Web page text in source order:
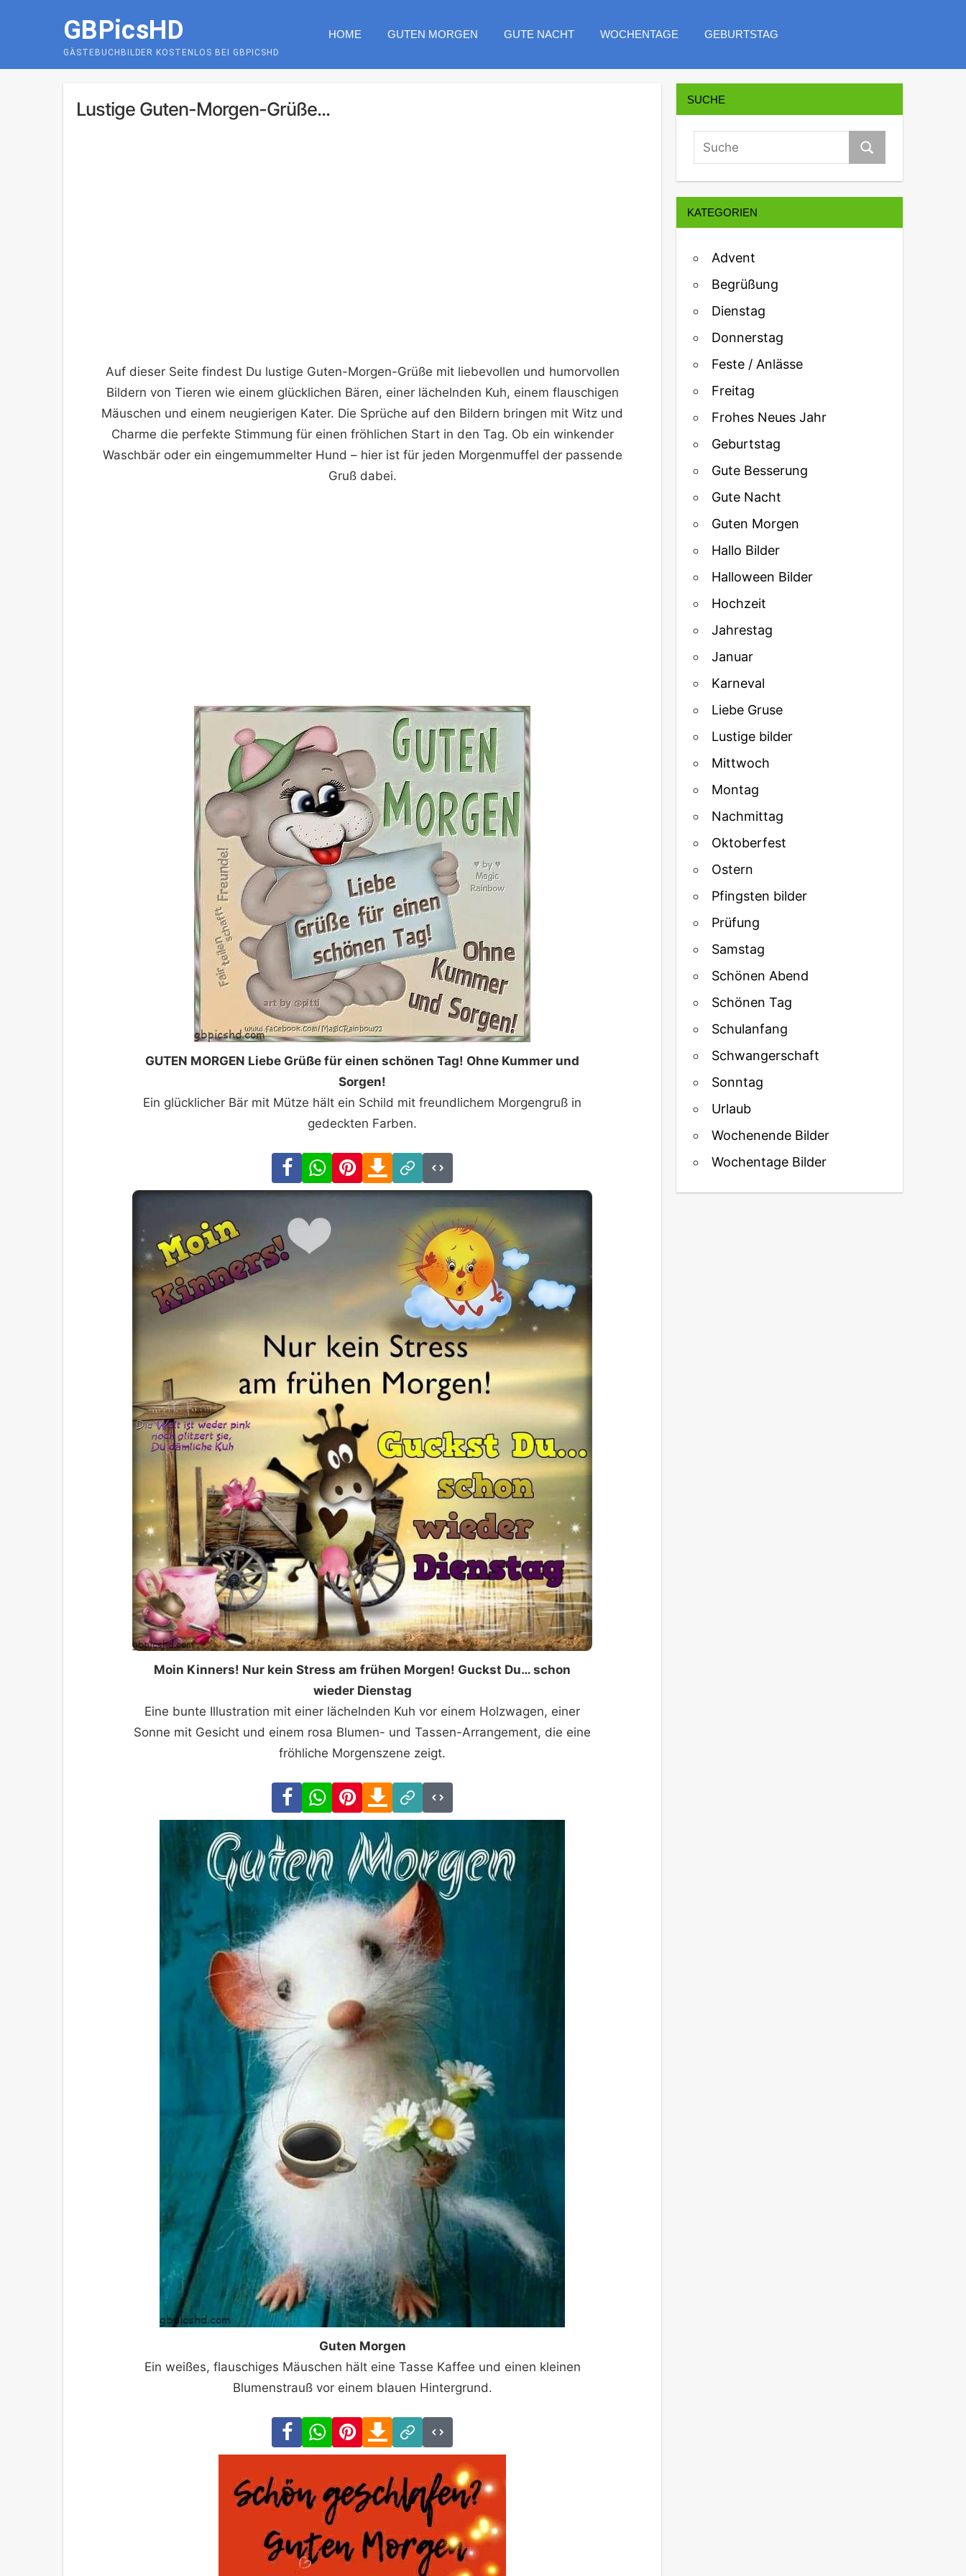
GBPicsHD
GÄSTEBUCHBILDER KOSTENLOS BEI GBPICSHD
HOME GUTEN MORGEN GUTE NACHT WOCHENTAGE GEBURTSTAG
Lustige Guten-Morgen-Grüße...
Auf dieser Seite findest Du lustige Guten-Morgen-Grüße mit liebevollen und humorvollen
Bildern von Tieren wie einem glücklichen Bären, einer lächelnden Kuh, einem flauschigen
Mäuschen und einem neugierigen Kater. Die Sprüche auf den Bildern bringen mit Witz und
Charme die perfekte Stimmung für einen fröhlichen Start in den Tag. Ob ein winkender
Waschbär oder ein eingemummelter Hund – hier ist für jeden Morgenmuffel der passende
Gruß dabei.
GUTEN MORGEN Liebe Grüße für einen schönen Tag! Ohne Kummer und
Sorgen!
Ein glücklicher Bär mit Mütze hält ein Schild mit freundlichem Morgengruß in
gedeckten Farben.
FacebookWhatsAppPinterestDownload
Link
Moin Kinners! Nur kein Stress am frühen Morgen! Guckst Du… schon
wieder Dienstag
Eine bunte Illustration mit einer lächelnden Kuh vor einem Holzwagen, einer
Sonne mit Gesicht und einem rosa Blumen- und Tassen-Arrangement, die eine
fröhliche Morgenszene zeigt.
FacebookWhatsAppPinterestDownload
Link
Guten Morgen
Ein weißes, flauschiges Mäuschen hält eine Tasse Kaffee und einen kleinen
Blumenstrauß vor einem blauen Hintergrund.
FacebookWhatsAppPinterestDownload
Link
SUCHE
KATEGORIEN
Advent
Begrüßung
Dienstag
Donnerstag
Feste / Anlässe
Freitag
Frohes Neues Jahr
Geburtstag
Gute Besserung
Gute Nacht
Guten Morgen
Hallo Bilder
Halloween Bilder
Hochzeit
Jahrestag
Januar
Karneval
Liebe Gruse
Lustige bilder
Mittwoch
Montag
Nachmittag
Oktoberfest
Ostern
Pfingsten bilder
Prüfung
Samstag
Schönen Abend
Schönen Tag
Schulanfang
Schwangerschaft
Sonntag
Urlaub
Wochenende Bilder
Wochentage Bilder